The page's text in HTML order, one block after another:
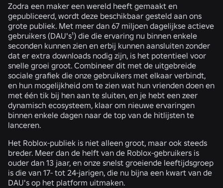
Zodra een maker een wereld heeft gemaakt en
gepubliceerd, wordt deze beschikbaar gesteld aan ons
grote publiek. Met meer dan 67 miljoen dagelijkse actieve
gebruikers (DAU's¹) die die ervaring nu binnen enkele
seconden kunnen zien en erbij kunnen aansluiten zonder
dat er extra downloads nodig zijn, is het potentieel voor
snelle groei groot. Combineer dit met de uitgebreide
sociale grafiek die onze gebruikers met elkaar verbindt,
en hun mogelijkheid om te zien wat hun vrienden doen en
met één tik bij hen aan te sluiten, en je hebt een zeer
dynamisch ecosysteem, klaar om nieuwe ervaringen
binnen enkele dagen naar de top van de hitlijsten te
lanceren.
Het Roblox-publiek is niet alleen groot, maar ook steeds
breder. Meer dan de helft van de Roblox-gebruikers is
ouder dan 13 jaar, en onze snelst groeiende leeftijdsgroep
is die van 17- tot 24-jarigen, die nu bijna een kwart van de
DAU's op het platform uitmaken.